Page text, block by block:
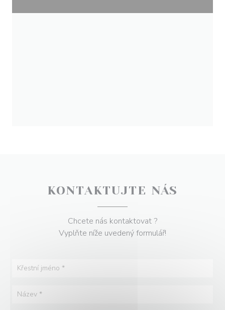
KONTAKTUJTE NÁS
Chcete nás kontaktovat ?
Vyplňte níže uvedený formulář!